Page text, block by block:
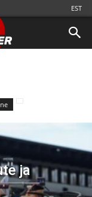
EST
ja